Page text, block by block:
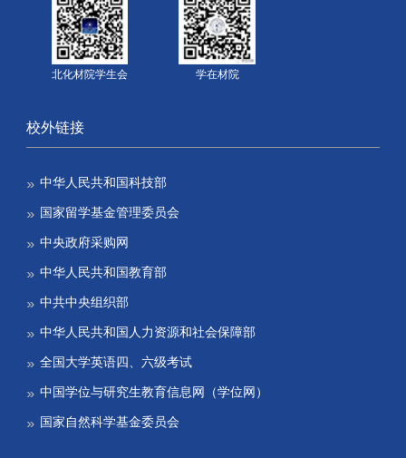
北化材院学生会 学在材院
校外链接
中华人民共和国科技部
国家留学基金管理委员会
中央政府采购网
中华人民共和国教育部
中共中央组织部
中华人民共和国人力资源和社会保障部
全国大学英语四、六级考试
中国学位与研究生教育信息网（学位网）
国家自然科学基金委员会